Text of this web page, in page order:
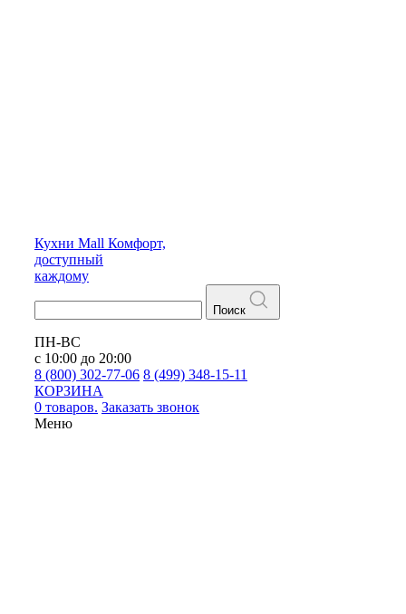
Кухни Mall Комфорт,
доступный
каждому
Поиск
ПН-ВС
с 10:00 до 20:00
8 (800) 302-77-06 8 (499) 348-15-11
КОРЗИНА
0 товаров. Заказать звонок
Меню